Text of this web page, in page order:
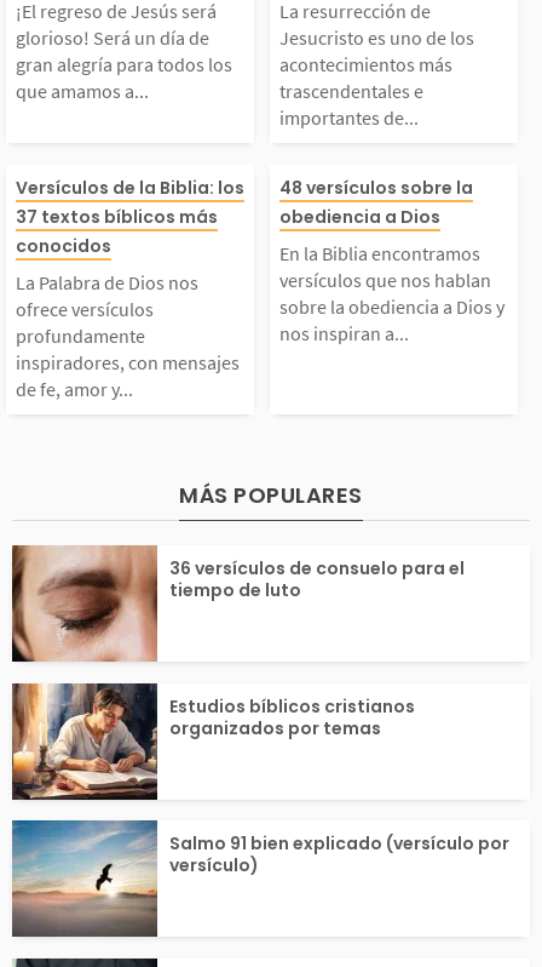
su venida
él fue un bebé especi
ni jamás
fermedad o
que sea...
glorioso! Será un
de gran alegría pa
todos los que ama
a Jesús, porque ir
con él para el ci
Pero también...
¡El regreso de Jesús será
glorioso! Será un día de
gran alegría para todos los
que amamos a...
sucristo es
rtantes de
ia. Fue la
urrección para
La resurrección de
Jesucristo es uno de los
acontecimientos más
trascendentales e
importantes de...
Palabra de Dios n
ofrece versículos p
inspira
con mensajes d
Estos textos bíblico
entre los más conoc
y...
Versículos de la Biblia: los
37 textos bíblicos más
conocidos
La Palabra de Dios nos
ofrece versículos
profundamente
inspiradores, con mensajes
de fe, amor y...
En la Biblia
mos versículos
s hablan sobre
La obediencia
a surge de un
48 versículos sobre la
obediencia a Dios
En la Biblia encontramos
versículos que nos hablan
sobre la obediencia a Dios y
nos inspiran a...
MÁS POPULARES
36 versículos de consuelo para el
tiempo de luto
Estudios bíblicos cristianos
organizados por temas
Salmo 91 bien explicado (versículo por
versículo)